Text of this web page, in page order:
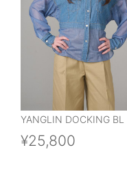
YANGLIN DOCKING BL
¥25,800